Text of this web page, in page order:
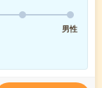
男性